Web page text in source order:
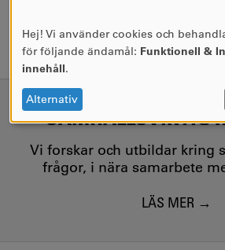
SAMHÄLLSVIKTIG
Vi forskar och utbildar kring
frågor, i nära samarbete
LÄS MER
ANVÄNDNING
AV
OCH
COOKIES
Hej! Vi använder cookies och
för följande ändamål: Funktionell &
innehåll.
Alternativ